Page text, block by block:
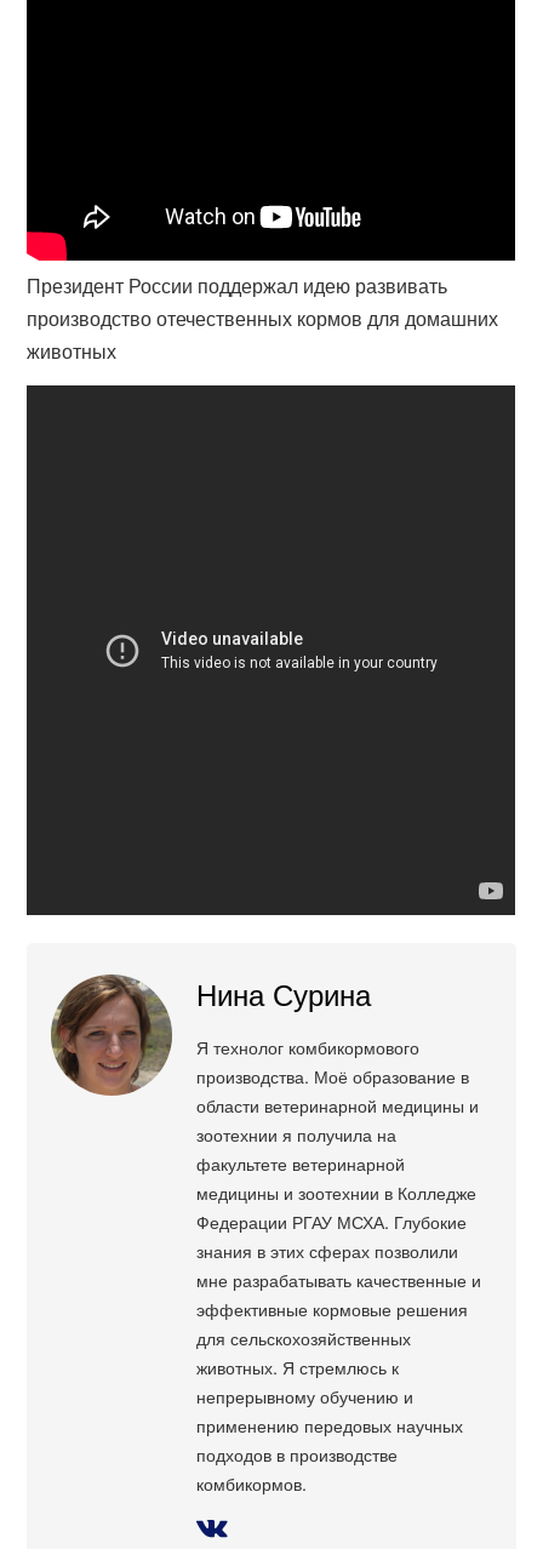
Президент России поддержал идею развивать
производство отечественных кормов для домашних
животных
Нина Сурина
Я технолог комбикормового
производства. Моё образование в
области ветеринарной медицины и
зоотехнии я получила на
факультете ветеринарной
медицины и зоотехнии в Колледже
Федерации РГАУ МСХА. Глубокие
знания в этих сферах позволили
мне разрабатывать качественные и
эффективные кормовые решения
для сельскохозяйственных
животных. Я стремлюсь к
непрерывному обучению и
применению передовых научных
подходов в производстве
комбикормов.